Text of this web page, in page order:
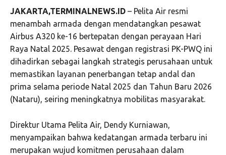
JAKARTA,TERMINALNEWS.ID – Pelita Air resmi
menambah armada dengan mendatangkan pesawat
Airbus A320 ke-16 bertepatan dengan perayaan Hari
Raya Natal 2025. Pesawat dengan registrasi PK-PWQ ini
dihadirkan sebagai langkah strategis perusahaan untuk
memastikan layanan penerbangan tetap andal dan
prima selama periode Natal 2025 dan Tahun Baru 2026
(Nataru), seiring meningkatnya mobilitas masyarakat.
Direktur Utama Pelita Air, Dendy Kurniawan,
menyampaikan bahwa kedatangan armada terbaru ini
merupakan wujud komitmen perusahaan dalam